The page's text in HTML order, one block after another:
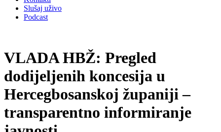
Slušaj uživo
Podcast
VLADA HBŽ: Pregled
dodijeljenih koncesija u
Hercegbosanskoj županiji –
transparentno informiranje